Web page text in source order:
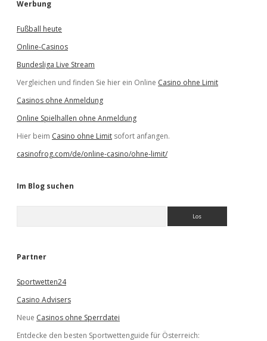
Werbung
Fußball heute
Online-Casinos
Bundesliga Live Stream
Vergleichen und finden Sie hier ein Online Casino ohne Limit
Casinos ohne Anmeldung
Online Spielhallen ohne Anmeldung
Hier beim Casino ohne Limit sofort anfangen.
casinofrog.com/de/online-casino/ohne-limit/
Im Blog suchen
e
Partner
Sportwetten24
Casino Advisers
Neue Casinos ohne Sperrdatei
Entdecke den besten Sportwettenguide für Österreich: